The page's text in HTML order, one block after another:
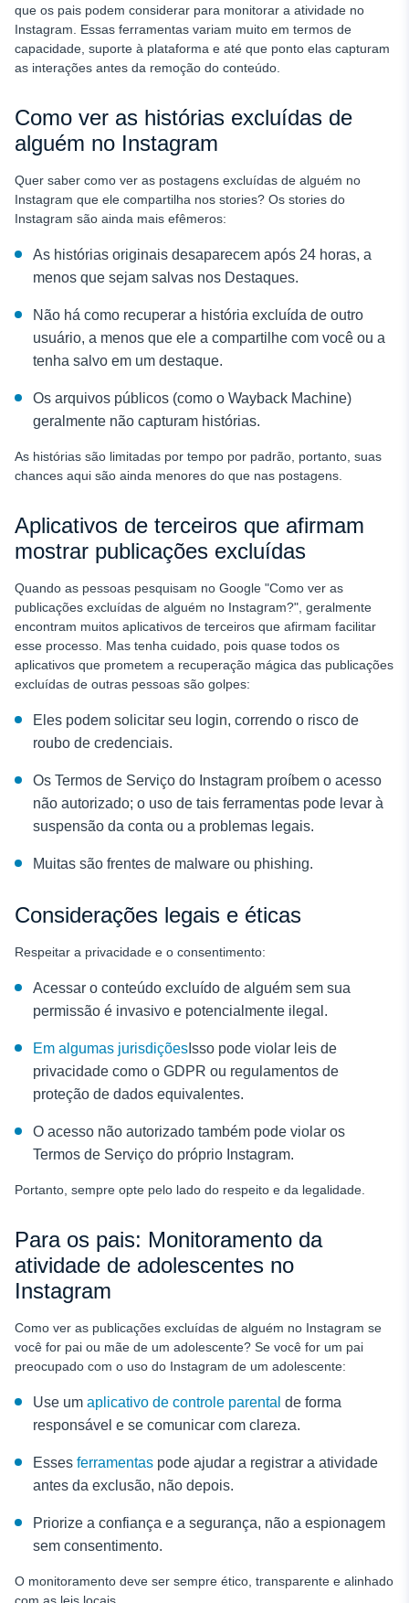
que os pais podem considerar para monitorar a atividade no
Instagram. Essas ferramentas variam muito em termos de
capacidade, suporte à plataforma e até que ponto elas capturam
as interações antes da remoção do conteúdo.
Como ver as histórias excluídas de
alguém no Instagram
Quer saber como ver as postagens excluídas de alguém no
Instagram que ele compartilha nos stories? Os stories do
Instagram são ainda mais efêmeros:
As histórias originais desaparecem após 24 horas, a
menos que sejam salvas nos Destaques.
Não há como recuperar a história excluída de outro
usuário, a menos que ele a compartilhe com você ou a
tenha salvo em um destaque.
Os arquivos públicos (como o Wayback Machine)
geralmente não capturam histórias.
As histórias são limitadas por tempo por padrão, portanto, suas
chances aqui são ainda menores do que nas postagens.
Aplicativos de terceiros que afirmam
mostrar publicações excluídas
Quando as pessoas pesquisam no Google "Como ver as
publicações excluídas de alguém no Instagram?", geralmente
encontram muitos aplicativos de terceiros que afirmam facilitar
esse processo. Mas tenha cuidado, pois quase todos os
aplicativos que prometem a recuperação mágica das publicações
excluídas de outras pessoas são golpes:
Eles podem solicitar seu login, correndo o risco de
roubo de credenciais.
Os Termos de Serviço do Instagram proíbem o acesso
não autorizado; o uso de tais ferramentas pode levar à
suspensão da conta ou a problemas legais.
Muitas são frentes de malware ou phishing.
Considerações legais e éticas
Respeitar a privacidade e o consentimento:
Acessar o conteúdo excluído de alguém sem sua
permissão é invasivo e potencialmente ilegal.
Em algumas jurisdições Isso pode violar leis de
privacidade como o GDPR ou regulamentos de
proteção de dados equivalentes.
O acesso não autorizado também pode violar os
Termos de Serviço do próprio Instagram.
Portanto, sempre opte pelo lado do respeito e da legalidade.
Para os pais: Monitoramento da
atividade de adolescentes no
Instagram
Como ver as publicações excluídas de alguém no Instagram se
você for pai ou mãe de um adolescente? Se você for um pai
preocupado com o uso do Instagram de um adolescente:
Use um aplicativo de controle parental de forma
responsável e se comunicar com clareza.
Esses ferramentas pode ajudar a registrar a atividade
antes da exclusão, não depois.
Priorize a confiança e a segurança, não a espionagem
sem consentimento.
O monitoramento deve ser sempre ético, transparente e alinhado